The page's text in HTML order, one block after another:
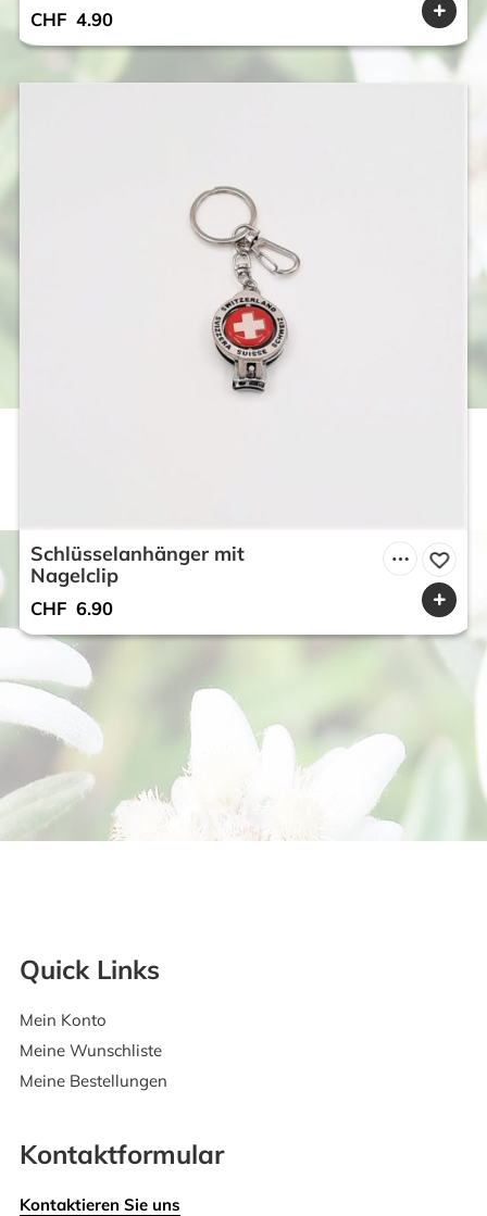
CHF 4.90
Schlüsselanhänger mit
Nagelclip
CHF 6.90
Quick Links
Mein Konto
Meine Wunschliste
Meine Bestellungen
Kontaktformular
Kontaktieren Sie uns